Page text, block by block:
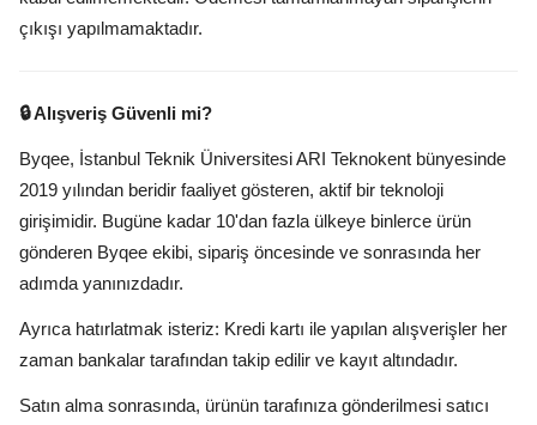
çıkışı yapılmamaktadır.
🔒 Alışveriş Güvenli mi?
Byqee, İstanbul Teknik Üniversitesi ARI Teknokent bünyesinde
2019 yılından beridir faaliyet gösteren, aktif bir teknoloji
girişimidir. Bugüne kadar 10'dan fazla ülkeye binlerce ürün
gönderen Byqee ekibi, sipariş öncesinde ve sonrasında her
adımda yanınızdadır.
Ayrıca hatırlatmak isteriz: Kredi kartı ile yapılan alışverişler her
zaman bankalar tarafından takip edilir ve kayıt altındadır.
Satın alma sonrasında, ürünün tarafınıza gönderilmesi satıcı